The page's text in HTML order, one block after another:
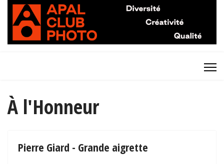
À l'Honneur
Pierre Giard - Grande aigrette